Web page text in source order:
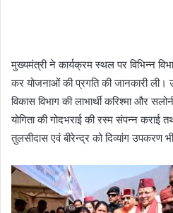
मुख्यमंत्री ने कार्यक्रम स्थल पर विभिन्न
कर योजनाओं की प्रगति की जानकारी ली।
विकास विभाग की लाभार्थी करिश्मा और
योगिता की गोदभराई की रस्म संपन्न कराई
तुलसीदास एवं बीरेन्द्र को दिव्यांग उपकरण